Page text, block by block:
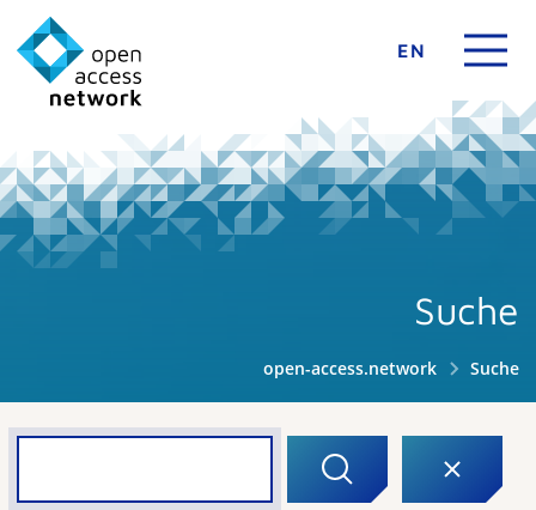
EN
Suche
open-access.network Suche